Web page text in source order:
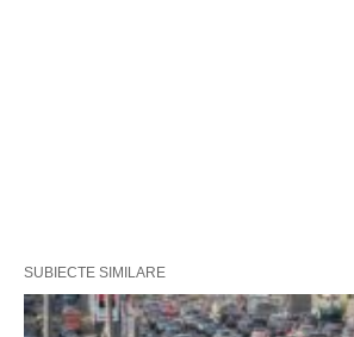
SUBIECTE SIMILARE